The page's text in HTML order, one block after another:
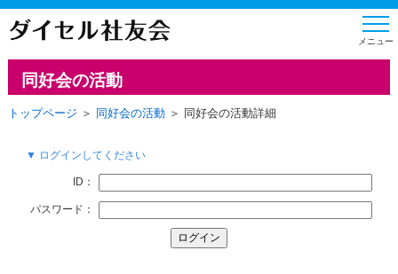
同好会の活動
トップページ ＞ 同好会の活動＞ 同好会の活動詳細
▼ ログインしてください
ID：
パスワード：